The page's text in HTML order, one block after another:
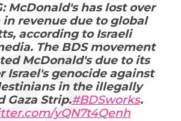
McDonald's has lost over
revenue due to global
according to Israeli
The BDS movement
McDonald's due to its
Israel's genocide against
in the illegally
Gaza Strip.#BDSworks.
yQN7t4Qenh